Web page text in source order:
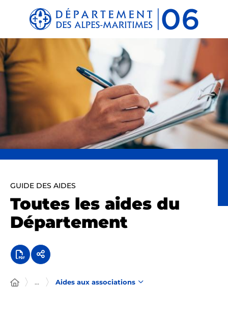
Panneau de gestion des cookies
GUIDE DES AIDES
Toutes les aides du
Département
... Aides aux associations